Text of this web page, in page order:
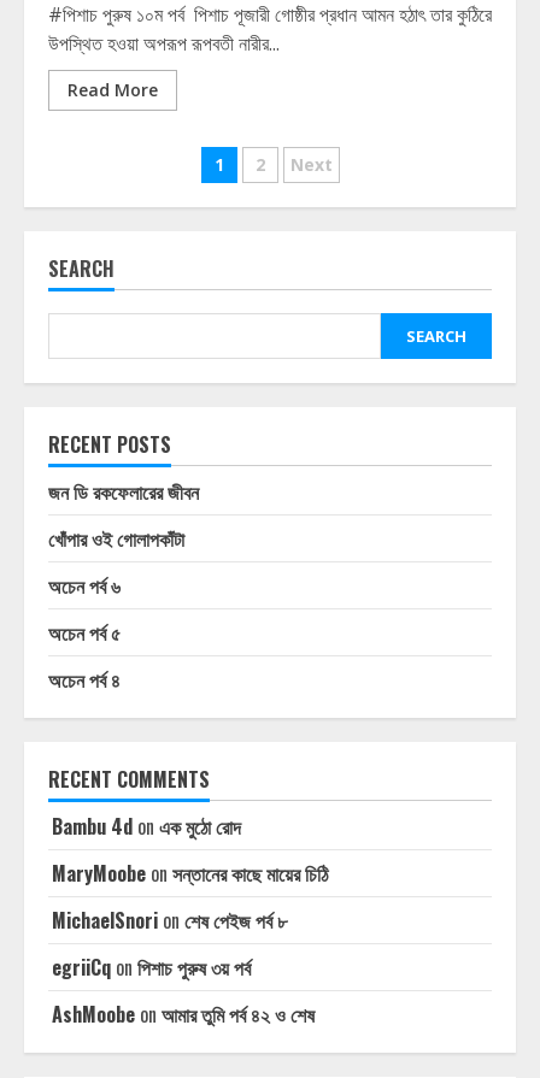
#পিশাচ পুরুষ ১০ম পর্ব পিশাচ পূজারী গোষ্ঠীর প্রধান আমন হঠাৎ তার কুঠিরে
উপস্থিত হওয়া অপরূপ রূপবতী নারীর...
Read More
Posts
pagination
1 2 Next
SEARCH
SEARCH
RECENT POSTS
জন ডি রকফেলারের জীবন
খোঁপার ওই গোলাপকাঁটা
অচেন পর্ব ৬
অচেন পর্ব ৫
অচেন পর্ব ৪
RECENT COMMENTS
Bambu 4d on এক মুঠো রোদ
MaryMoobe on সন্তানের কাছে মায়ের চিঠি
MichaelSnori on শেষ পেইজ পর্ব ৮
egriiCq on পিশাচ পুরুষ ৩য় পর্ব
AshMoobe on আমার তুমি পর্ব ৪২ ও শেষ